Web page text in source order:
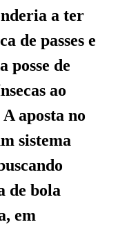
a ter
de passes e
posse de
ao
aposta no
sistema
de bola
em